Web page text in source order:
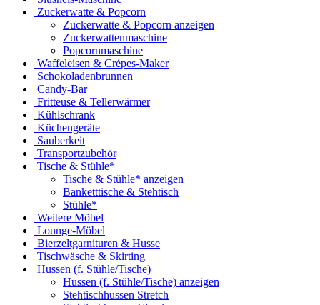
Zuckerwatte & Popcorn
Zuckerwatte & Popcorn anzeigen
Zuckerwattenmaschine
Popcornmaschine
Waffeleisen & Crépes-Maker
Schokoladenbrunnen
Candy-Bar
Fritteuse & Tellerwärmer
Kühlschrank
Küchengeräte
Sauberkeit
Transportzubehör
Tische & Stühle*
Tische & Stühle* anzeigen
Banketttische & Stehtisch
Stühle*
Weitere Möbel
Lounge-Möbel
Bierzeltgarnituren & Husse
Tischwäsche & Skirting
Hussen (f. Stühle/Tische)
Hussen (f. Stühle/Tische) anzeigen
Stehtischhussen Stretch